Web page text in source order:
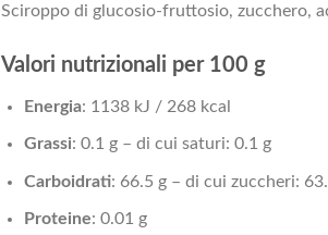
Sciroppo di glucosio-fruttosio, zucchero,
Valori nutrizionali per 100 g
Energia: 1138 kJ / 268 kcal
Grassi: 0.1 g – di cui saturi: 0.1 g
Carboidrati: 66.5 g – di cui zuccheri:
Proteine: 0.01 g